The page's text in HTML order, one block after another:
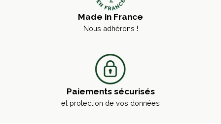
Made in France
Nous adhérons !
Paiements sécurisés
et protection de vos données